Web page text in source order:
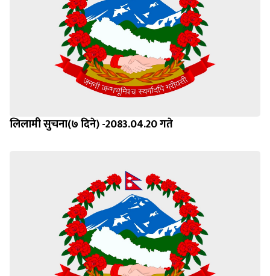
लिलामी सुचना(७ दिने) -2083.04.20 गते